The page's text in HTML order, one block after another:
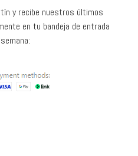
y recibe nuestros últimos
en tu bandeja de entrada